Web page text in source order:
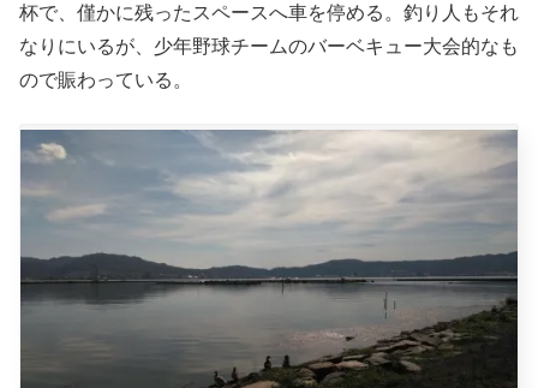
杯で、僅かに残ったスペースへ車を停める。釣り人もそれ
なりにいるが、少年野球チームのバーベキュー大会的なも
ので賑わっている。